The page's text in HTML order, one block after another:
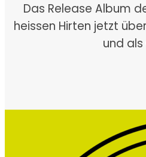
Das Release Album
heissen Hirten jetzt
und als